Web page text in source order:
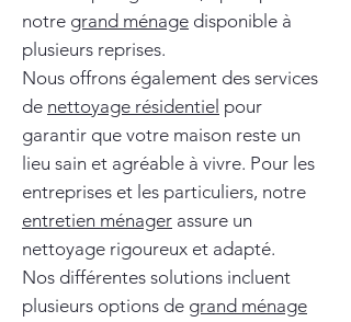
notre grand ménage disponible à
plusieurs reprises.
Nous offrons également des services
de nettoyage résidentiel pour
garantir que votre maison reste un
lieu sain et agréable à vivre. Pour les
entreprises et les particuliers, notre
entretien ménager assure un
nettoyage rigoureux et adapté.
Nos différentes solutions incluent
plusieurs options de grand ménage